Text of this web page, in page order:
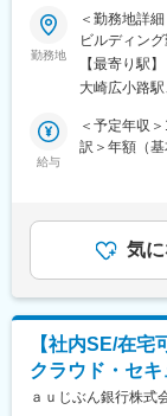
学習する機
必要はあり
【技術スタッ
・基盤：
・言語：
・その他：
■研修体制：
入社時には
はチーム内
援を行いま
日々のミー
軽に相談で
推進してい
自動テスト
くかつスピ
ます。
開発プロセ
事業成長に
めています。
・DevOps基
適化
・CI/CDパ
・開発者向
・マルチク
発環境の整備
・チームマネ
勤務地
＜勤務地詳
ビルディン
全面禁煙変
む）
【最寄り駅】
大崎広小路
給与
＜予定年収
訳＞年額（
す。月給(月
気
【社内SE/在
クラウド・セ
ａｕじぶん銀行株式